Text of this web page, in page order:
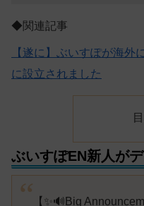
◆関連記事
【遂に】ぶいすぽが海外
に設立されました
ぶいすぽEN新人が
【✨🔊Big